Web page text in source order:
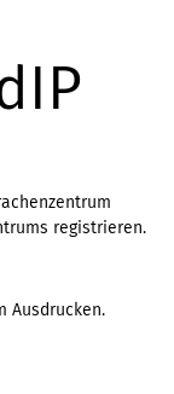
registrieren.
Ausdrucken.